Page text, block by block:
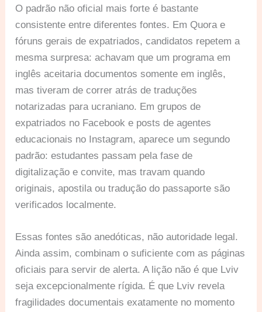
O padrão não oficial mais forte é bastante
consistente entre diferentes fontes. Em Quora e
fóruns gerais de expatriados, candidatos repetem a
mesma surpresa: achavam que um programa em
inglês aceitaria documentos somente em inglês,
mas tiveram de correr atrás de traduções
notarizadas para ucraniano. Em grupos de
expatriados no Facebook e posts de agentes
educacionais no Instagram, aparece um segundo
padrão: estudantes passam pela fase de
digitalização e convite, mas travam quando
originais, apostila ou tradução do passaporte são
verificados localmente.
Essas fontes são anedóticas, não autoridade legal.
Ainda assim, combinam o suficiente com as páginas
oficiais para servir de alerta. A lição não é que Lviv
seja excepcionalmente rígida. É que Lviv revela
fragilidades documentais exatamente no momento